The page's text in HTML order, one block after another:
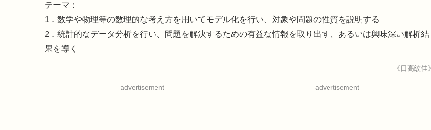
テーマ：
1．数学や物理等の数理的な考え方を用いてモデル化を行い、対象や問題の性質を説明する
2．統計的なデータ分析を行い、問題を解決するための有益な情報を取り出す、あるいは興味深い解析結
果を導く
《日高紋佳》
advertisement advertisement